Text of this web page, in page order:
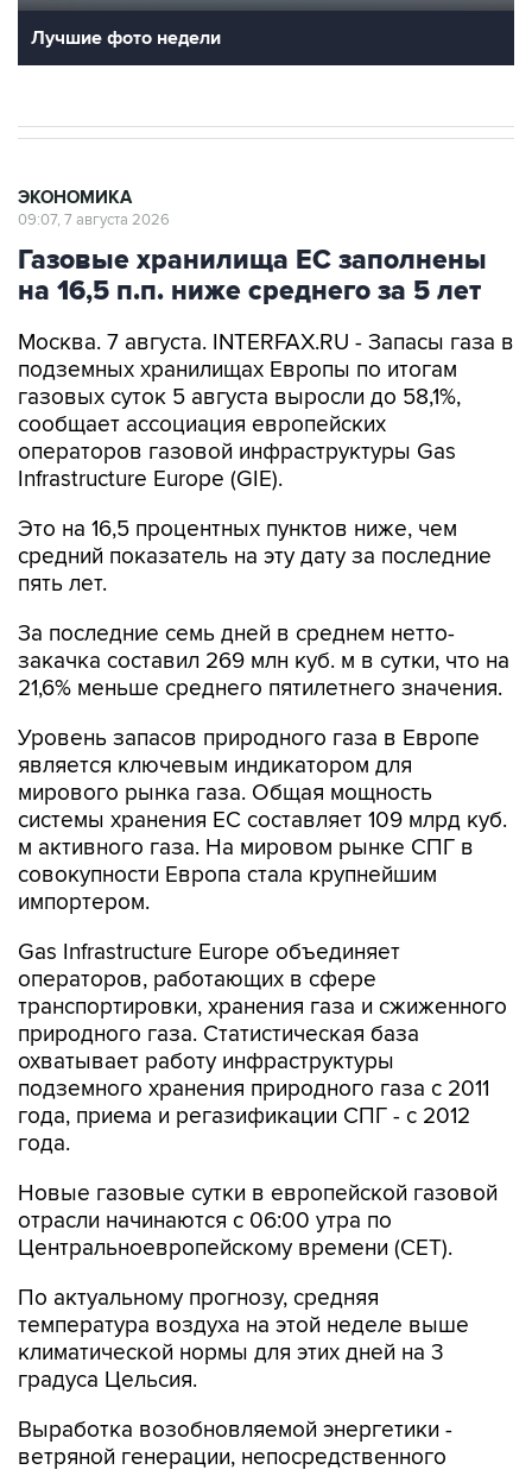
Лучшие фото недели
ЭКОНОМИКА
09:07, 7 августа 2026
Газовые хранилища ЕС заполнены
на 16,5 п.п. ниже среднего за 5 лет
Москва. 7 августа. INTERFAX.RU - Запасы газа в
подземных хранилищах Европы по итогам
газовых суток 5 августа выросли до 58,1%,
сообщает ассоциация европейских
операторов газовой инфраструктуры Gas
Infrastructure Europe (GIE).
Это на 16,5 процентных пунктов ниже, чем
средний показатель на эту дату за последние
пять лет.
За последние семь дней в среднем нетто-
закачка составил 269 млн куб. м в сутки, что на
21,6% меньше среднего пятилетнего значения.
Уровень запасов природного газа в Европе
является ключевым индикатором для
мирового рынка газа. Общая мощность
системы хранения ЕС составляет 109 млрд куб.
м активного газа. На мировом рынке СПГ в
совокупности Европа стала крупнейшим
импортером.
Gas Infrastructure Europe объединяет
операторов, работающих в сфере
транспортировки, хранения газа и сжиженного
природного газа. Статистическая база
охватывает работу инфраструктуры
подземного хранения природного газа с 2011
года, приема и регазификации СПГ - с 2012
года.
Новые газовые сутки в европейской газовой
отрасли начинаются c 06:00 утра по
Центральноевропейскому времени (CET).
По актуальному прогнозу, средняя
температура воздуха на этой неделе выше
климатической нормы для этих дней на 3
градуса Цельсия.
Выработка возобновляемой энергетики -
ветряной генерации, непосредственного